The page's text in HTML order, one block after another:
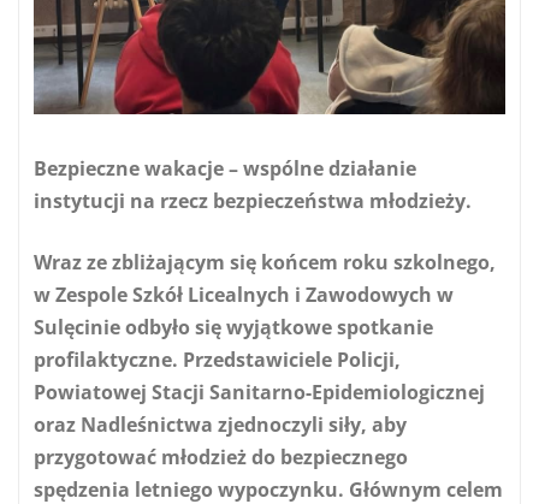
Bezpieczne wakacje – wspólne działanie
instytucji na rzecz bezpieczeństwa młodzieży.
Wraz ze zbliżającym się końcem roku szkolnego,
w Zespole Szkół Licealnych i Zawodowych w
Sulęcinie odbyło się wyjątkowe spotkanie
profilaktyczne. Przedstawiciele Policji,
Powiatowej Stacji Sanitarno-Epidemiologicznej
oraz Nadleśnictwa zjednoczyli siły, aby
przygotować młodzież do bezpiecznego
spędzenia letniego wypoczynku. Głównym celem